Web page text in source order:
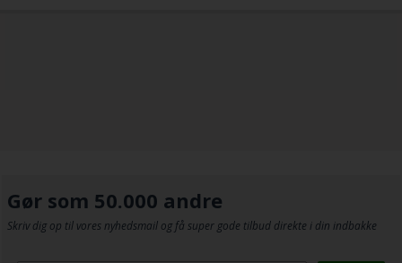
Gør som 50.000 andre
Skriv dig op til vores nyhedsmail og få super gode tilbud direkte i din indbakke